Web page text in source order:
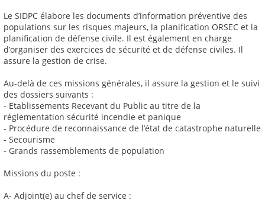
Le SIDPC élabore les documents d’information préventive des
populations sur les risques majeurs, la planification ORSEC et la
planification de défense civile. Il est également en charge
d’organiser des exercices de sécurité et de défense civiles. Il
assure la gestion de crise.
Au-delà de ces missions générales, il assure la gestion et le suivi
des dossiers suivants :
- Etablissements Recevant du Public au titre de la
réglementation sécurité incendie et panique
- Procédure de reconnaissance de l’état de catastrophe naturelle
- Secourisme
- Grands rassemblements de population
Missions du poste :
A- Adjoint(e) au chef de service :